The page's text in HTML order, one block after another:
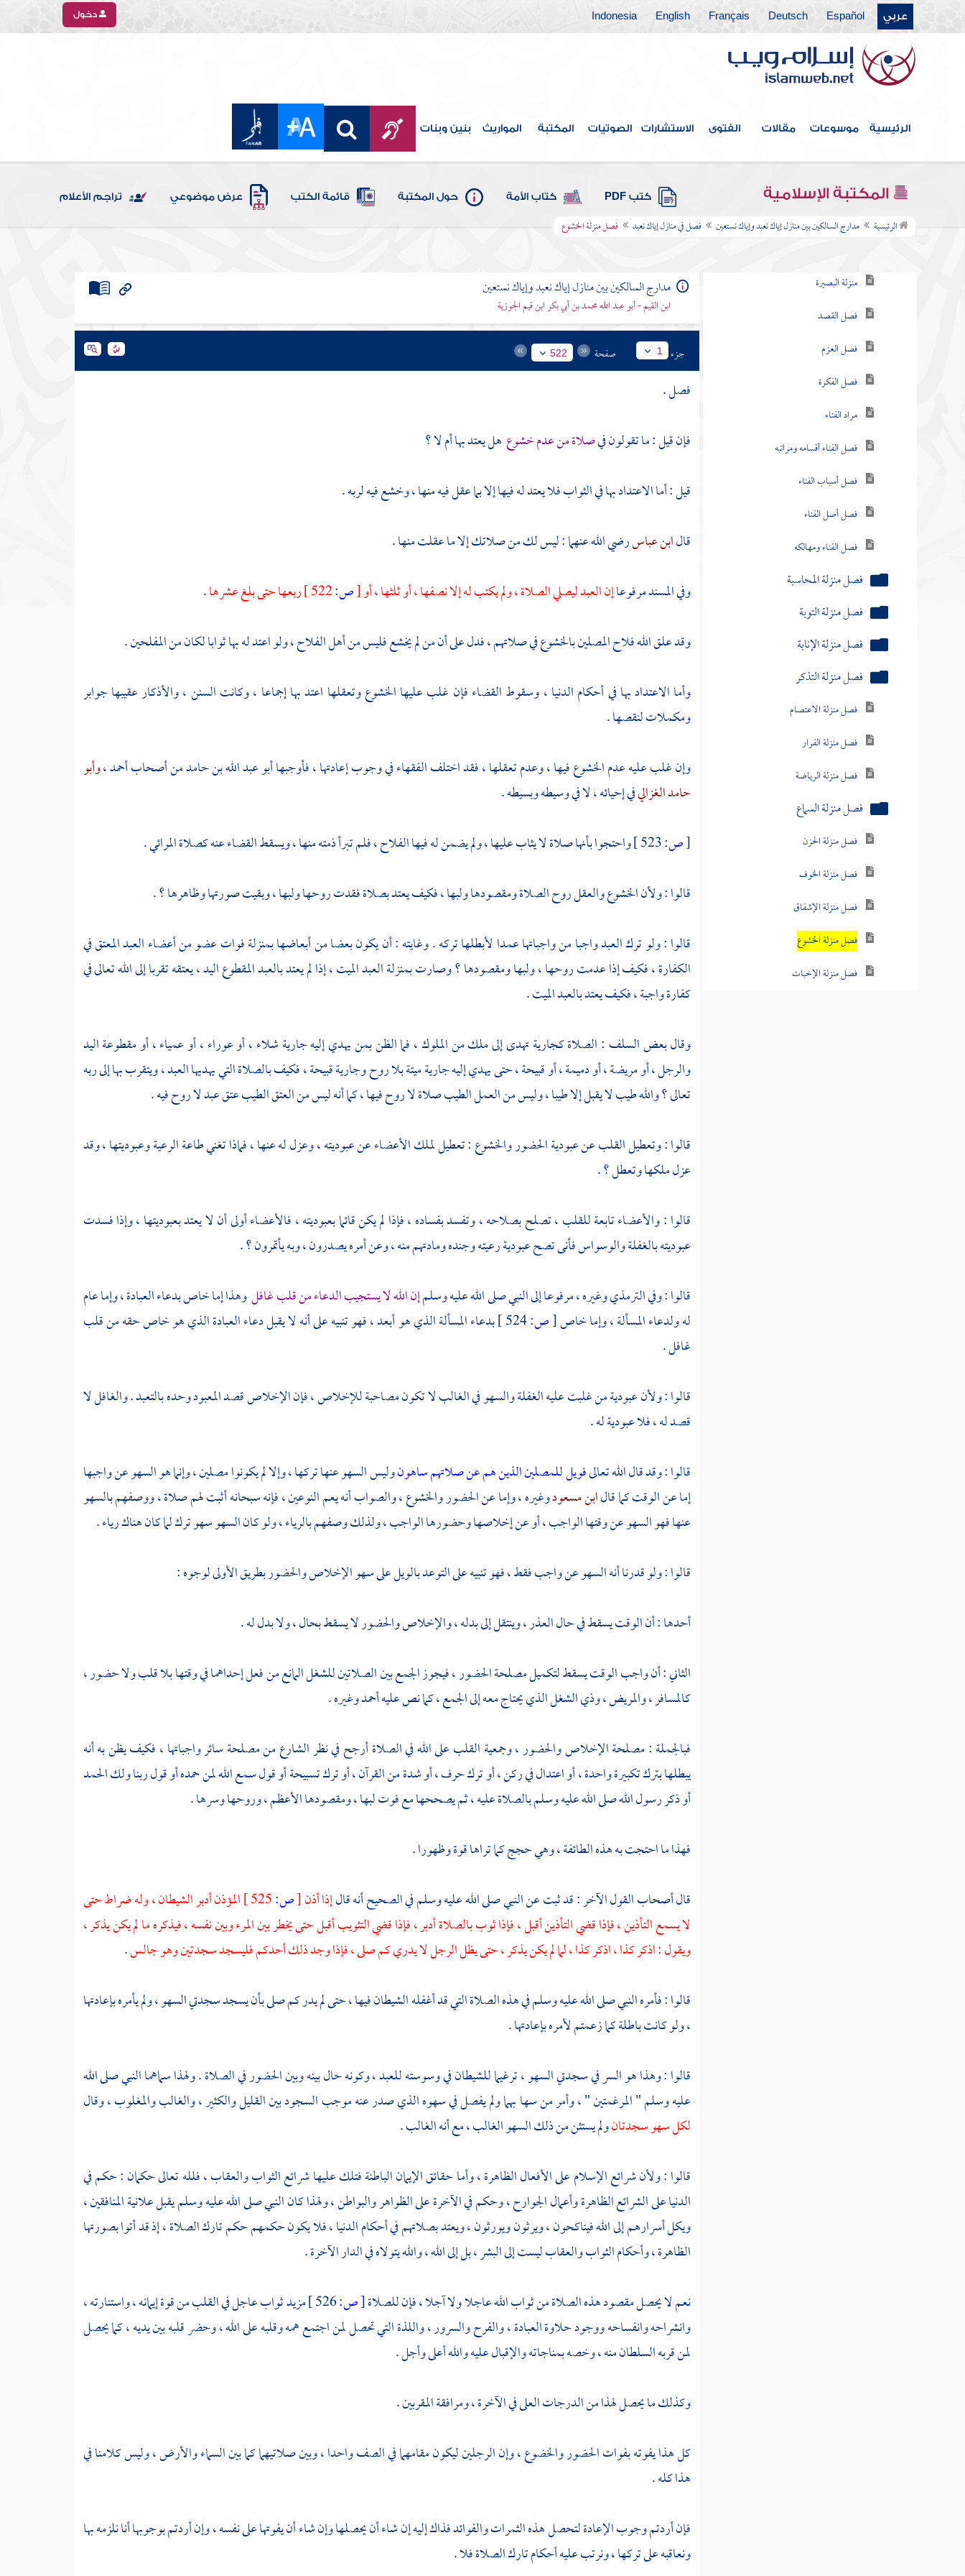
عربي Español
Deutsch
Français
English
Indonesia دخول
الرئيسية موسوعات مقالات الفتوى الاستشارات الصوتيات المكتبة المواريث بنين وبنات
المكتبة الإسلامية كتب PDF كتاب الأمة حول المكتبة قائمة الكتب عرض موضوعي تراجم الأعلام
الرئيسية مدارج السالكين بين منازل إياك نعبد وإياك نستعين فصل في منازل إياك نعبد فصل منزلة الخشوع
الموت
فصل في انقسام العبودية إلى عامة
وخاصة
فصل في مراتب إياك نعبد علما
فصل مراتب العبودية وهي خمس عشرة مرتبة
فصل في منازل إياك نعبد
منزلة البصيرة
فصل القصد
فصل العزم
فصل الفكرة
مراد الفناء
فصل الفناء أقسامه ومراتبه
فصل أسباب الفناء
فصل أصل الفناء
فصل الفناء ومهالكه
فصل منزلة المحاسبة
فصل منزلة التوبة
فصل منزلة الإنابة
فصل منزلة التذكر
فصل منزلة الاعتصام
فصل منزلة الفرار
فصل منزلة الرياضة
فصل منزلة السماع
فصل منزلة الحزن
فصل منزلة الخوف
فصل منزلة الإشفاق
فصل منزلة الخشوع
فصل منزلة الإخبات
مدارج السالكين بين منازل إياك نعبد وإياك نستعين
ابن القيم - أبو عبد الله محمد بن أبي بكر ابن قيم الجوزية
جزء 1 صفحة 522
فصل .
فإن قيل : ما تقولون فيصلاة من عدم خشوع هل يعتد بها أم لا ؟
قيل : أما الاعتداد بها في الثواب فلا يعتد له فيها إلا بما عقل فيه منها ، وخشع فيه لربه .
قالابن عباسرضي الله عنهما : ليس لك من صلاتك إلا ما عقلت منها .
وفي المسند مرفوعاإن العبد ليصلي الصلاة ، ولم يكتب له إلا نصفها ، أو ثلثها ، أو[ص: ربعها حتى بلغ عشرها.
وقد علق الله فلاح المصلين بالخشوع في صلاتهم ، فدل على أن من لم يخشع فليس من أهل الفلاح ، ولو اعتد له بها ثوابا لكان من المفلحين .
وأما الاعتداد بها في أحكام الدنيا ، وسقوط القضاء فإن غلب عليها الخشوع وتعقلها اعتد بها إجماعا ، وكانت السنن ، والأذكار عقيبها جوابر
ومكملات لنقصها .
وإن غلب عليه عدم الخشوع فيها ، وعدم تعقلها ، فقد اختلف الفقهاء في وجوب إعادتها ، فأوجبهاأبو عبد الله بن حامدمن أصحابأحمد،وأبو
حامد الغزاليفي إحيائه ، لا في وسيطه وبسيطه .
[ص:
واحتجوا بأنها صلاة لا يثاب عليها ، ولم يضمن له فيها الفلاح ، فلم تبرأ ذمته منها ، ويسقط القضاء عنه كصلاة المرائي .
قالوا : ولأن الخشوع والعقل روح الصلاة ومقصودها ولبها ، فكيف يعتد بصلاة فقدت روحها ولبها ، وبقيت صورتها وظاهرها ؟ .
قالوا : ولو ترك العبد واجبا من واجباتها عمدا لأبطلها تركه . وغايته : أن يكون بعضا من أبعاضها بمنزلة فوات عضو من أعضاء العبد المعتق في
الكفارة ، فكيف إذا عدمت روحها ، ولبها ومقصودها ؟ وصارت بمنزلة العبد الميت ، إذا لم يعتد بالعبد المقطوع اليد ، يعتقه تقربا إلى الله تعالى في
كفارة واجبة ، فكيف يعتد بالعبد الميت .
وقال بعض السلف : الصلاة كجارية تهدى إلى ملك من الملوك ، فما الظن بمن يهدي إليه جارية شلاء ، أو عوراء ، أو عمياء ، أو مقطوعة اليد
والرجل ، أو مريضة ، أو دميمة ، أو قبيحة ، حتى يهدي إليه جارية ميتة بلا روح وجارية قبيحة ، فكيف بالصلاة التي يهديها العبد ، ويتقرب بها إلى ربه
تعالى ؟ والله طيب لا يقبل إلا طيبا ، وليس من العمل الطيب صلاة لا روح فيها ، كما أنه ليس من العتق الطيب عتق عبد لا روح فيه .
قالوا : وتعطيل القلب عن عبودية الحضور والخشوع : تعطيل لملك الأعضاء عن عبوديته ، وعزل له عنها ، فماذا تغني طاعة الرعية وعبوديتها ، وقد
عزل ملكها وتعطل ؟ .
قالوا : والأعضاء تابعة للقلب ، تصلح بصلاحه ، وتفسد بفساده ، فإذا لم يكن قائما بعبوديته ، فالأعضاء أولى أن لا يعتد بعبوديتها ، وإذا فسدت
عبوديته بالغفلة والوسواس فأنى تصح عبودية رعيته وجنده ومادتهم منه ، وعن أمره يصدرون ، وبه يأتمرون ؟ .
قالوا : وفيالترمذيوغيره ، مرفوعا إلى النبي صلى الله عليه وسلمإن الله لا يستجيب الدعاء من قلب غافلوهذا إما خاص بدعاء العبادة ، وإما عام
له ولدعاء المسألة ، وإما خاص[ص:524 ]
بدعاء المسألة الذي هو أبعد ، فهو تنبيه على أنه لا يقبل دعاء العبادة الذي هو خاص حقه من قلب
غافل .
قالوا : ولأن عبودية من غلبت عليه الغفلة والسهو في الغالب لا تكون مصاحبة للإخلاص ، فإن الإخلاص قصد المعبود وحده بالتعبد . والغافل لا
قصد له ، فلا عبودية له .
قالوا : وقد قال الله تعالىفويل للمصلين الذين هم عن صلاتهم ساهونوليس السهو عنها تركها ، وإلا لم يكونوا مصلين ، وإنما هو السهو عن واجبها
إما عن الوقت كما قالابن مسعودوغيره ، وإما عن الحضور والخشوع ، والصواب أنه يعم النوعين ، فإنه سبحانه أثبت لهم صلاة ، ووصفهم بالسهو
عنها فهو السهو عن وقتها الواجب ، أو عن إخلاصها وحضورها الواجب ، ولذلك وصفهم بالرياء ، ولو كان السهو سهو ترك لما كان هناك رياء .
قالوا : ولو قدرنا أنه السهو عن واجب فقط ، فهو تنبيه على التوعد بالويل على سهو الإخلاص والحضور بطريق الأولى لوجوه :
أحدها : أن الوقت يسقط في حال العذر ، وينتقل إلى بدله ، والإخلاص والحضور لا يسقط بحال ، ولا بدل له .
الثاني : أن واجب الوقت يسقط لتكميل مصلحة الحضور ، فيجوز الجمع بين الصلاتين للشغل المانع من فعل إحداهما في وقتها بلا قلب ولا حضور ،
كالمسافر ، والمريض ، وذي الشغل الذي يحتاج معه إلى الجمع ، كما نص عليه أحمد وغيره .
فبالجملة : مصلحة الإخلاص والحضور ، وجمعية القلب على الله في الصلاة أرجح في نظر الشارع من مصلحة سائر واجباتها ، فكيف يظن به أنه
يبطلها بترك تكبيرة واحدة ، أو اعتدال في ركن ، أو ترك حرف ، أو شدة من القرآن ، أو ترك تسبيحة أو قول سمع الله لمن حمده أو قول ربنا ولك الحمد
أو ذكر رسول الله صلى الله عليه وسلم بالصلاة عليه ، ثم يصححها مع فوت لبها ، ومقصودها الأعظم ، وروحها وسرها .
فهذا ما احتجت به هذه الطائفة ، وهي حجج كما تراها قوة وظهورا .
قال أصحاب القول الآخر : قد ثبت عن النبي صلى الله عليه وسلم في الصحيح أنه قالإذا أذن[ص:
المؤذن أدبر الشيطان ، وله ضراط حتى
لا يسمع التأذين ، فإذا قضي التأذين أقبل ، فإذا ثوب بالصلاة أدبر ، فإذا قضي التثويب أقبل حتى يخطر بين المرء وبين نفسه ، فيذكره ما لم يكن يذكر ،
ويقول : اذكر كذا ، اذكر كذا ، لما لم يكن يذكر ، حتى يظل الرجل لا يدري كم صلى ، فإذا وجد ذلك أحدكم فليسجد سجدتين وهو جالس.
قالوا : فأمره النبي صلى الله عليه وسلم في هذه الصلاة التي قد أغفله الشيطان فيها ، حتى لم يدر كم صلى بأن يسجد سجدتي السهو ، ولم يأمره بإعادتها
، ولو كانت باطلة كما زعمتم لأمره بإعادتها .
قالوا : وهذا هو السر في سجدتي السهو ، ترغيما للشيطان في وسوسته للعبد ، وكونه حال بينه وبين الحضور في الصلاة . ولهذا سماهما النبي صلى الله
عليه وسلم " المرغمتين " ، وأمر من سها بهما ولم يفصل في سهوه الذي صدر عنه موجب السجود بين القليل والكثير ، والغالب والمغلوب ، وقال
لكل سهو سجدتانولم يستثن من ذلك السهو الغالب ، مع أنه الغالب .
قالوا : ولأن شرائع الإسلام على الأفعال الظاهرة ، وأما حقائق الإيمان الباطنة فتلك عليها شرائع الثواب والعقاب ، فلله تعالى حكمان : حكم في
الدنيا على الشرائع الظاهرة وأعمال الجوارح ، وحكم في الآخرة على الظواهر والبواطن ، ولهذا كان النبي صلى الله عليه وسلم يقبل علانية المنافقين ،
ويكل أسرارهم إلى الله فيناكحون ، ويرثون ويورثون ، ويعتد بصلاتهم في أحكام الدنيا ، فلا يكون حكمهم حكم تارك الصلاة ، إذ قد أتوا بصورتها
الظاهرة ، وأحكام الثواب والعقاب ليست إلى البشر ، بل إلى الله ، والله يتولاه في الدار الآخرة .
نعم لا يحصل مقصود هذه الصلاة من ثواب الله عاجلا ولا آجلا ، فإن للصلاة[ص:526 ]
مزيد ثواب عاجل في القلب من قوة إيمانه ، واستنارته ،
وانشراحه وانفساحه ووجود حلاوة العبادة ، والفرح والسرور ، واللذة التي تحصل لمن اجتمع همه وقلبه على الله ، وحضر قلبه بين يديه ، كما يحصل
لمن قربه السلطان منه ، وخصه بمناجاته والإقبال عليه والله أعلى وأجل .
وكذلك ما يحصل لهذا من الدرجات العلى في الآخرة ، ومرافقة المقربين .
كل هذا يفوته بفوات الحضور والخضوع ، وإن الرجلين ليكون مقامهما في الصف واحدا ، وبين صلاتيهما كما بين السماء والأرض ، وليس كلامنا في
هذا كله .
فإن أردتم وجوب الإعادة لتحصل هذه الثمرات والفوائد فذاك إليه إن شاء أن يحصلها وإن شاء أن يفوتها على نفسه ، وإن أردتم بوجوبها أنا نلزمه بها
ونعاقبه على تركها ، ونرتب عليه أحكام تارك الصلاة فلا .